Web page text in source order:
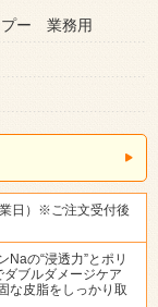
プー 業務用
日）※ご注文受付後
の“浸透力”とポリ
ダブルダメージケア
な皮脂をしっかり取